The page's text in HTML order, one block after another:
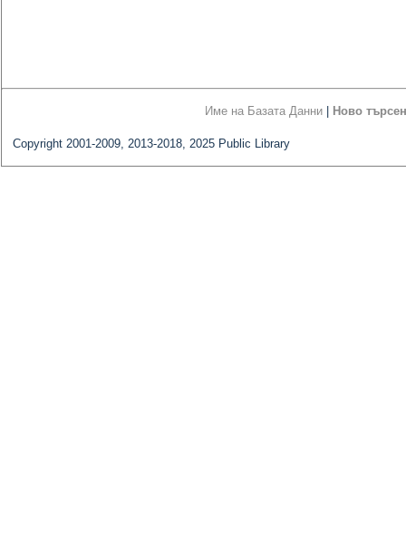
Име на Базата Данни Ново
Copyright 2001-2009, 2013-2018, 2025 Public Library